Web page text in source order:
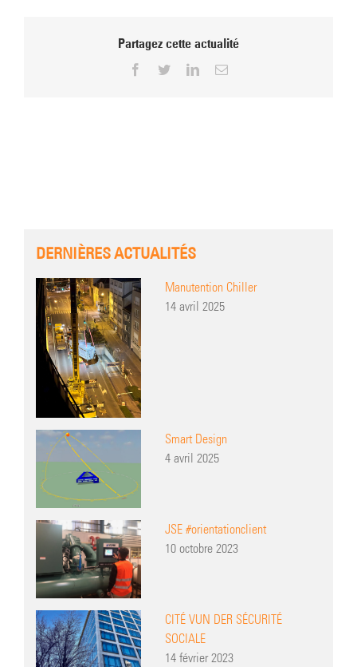
Partagez cette actualité
Facebook
TwitterLinkedInEmail
DERNIÈRES ACTUALITÉS
Manutention Chiller
14 avril 2025
Smart Design
4 avril 2025
JSE #orientationclient
10 octobre 2023
CITÉ VUN DER SÉCURITÉ
SOCIALE
14 février 2023